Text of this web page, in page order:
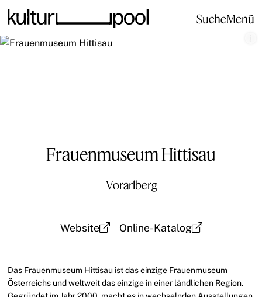
SucheMenü
Frauenmuseum Hittisau
Vorarlberg
Website Online-Katalog
Das Frauenmuseum Hittisau ist das einzige Frauenmuseum
Österreichs und weltweit das einzige in einer ländlichen Region.